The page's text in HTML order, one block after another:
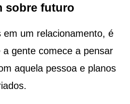
sobre futuro
em um relacionamento, é
gente comece a pensar
aquela pessoa e planos